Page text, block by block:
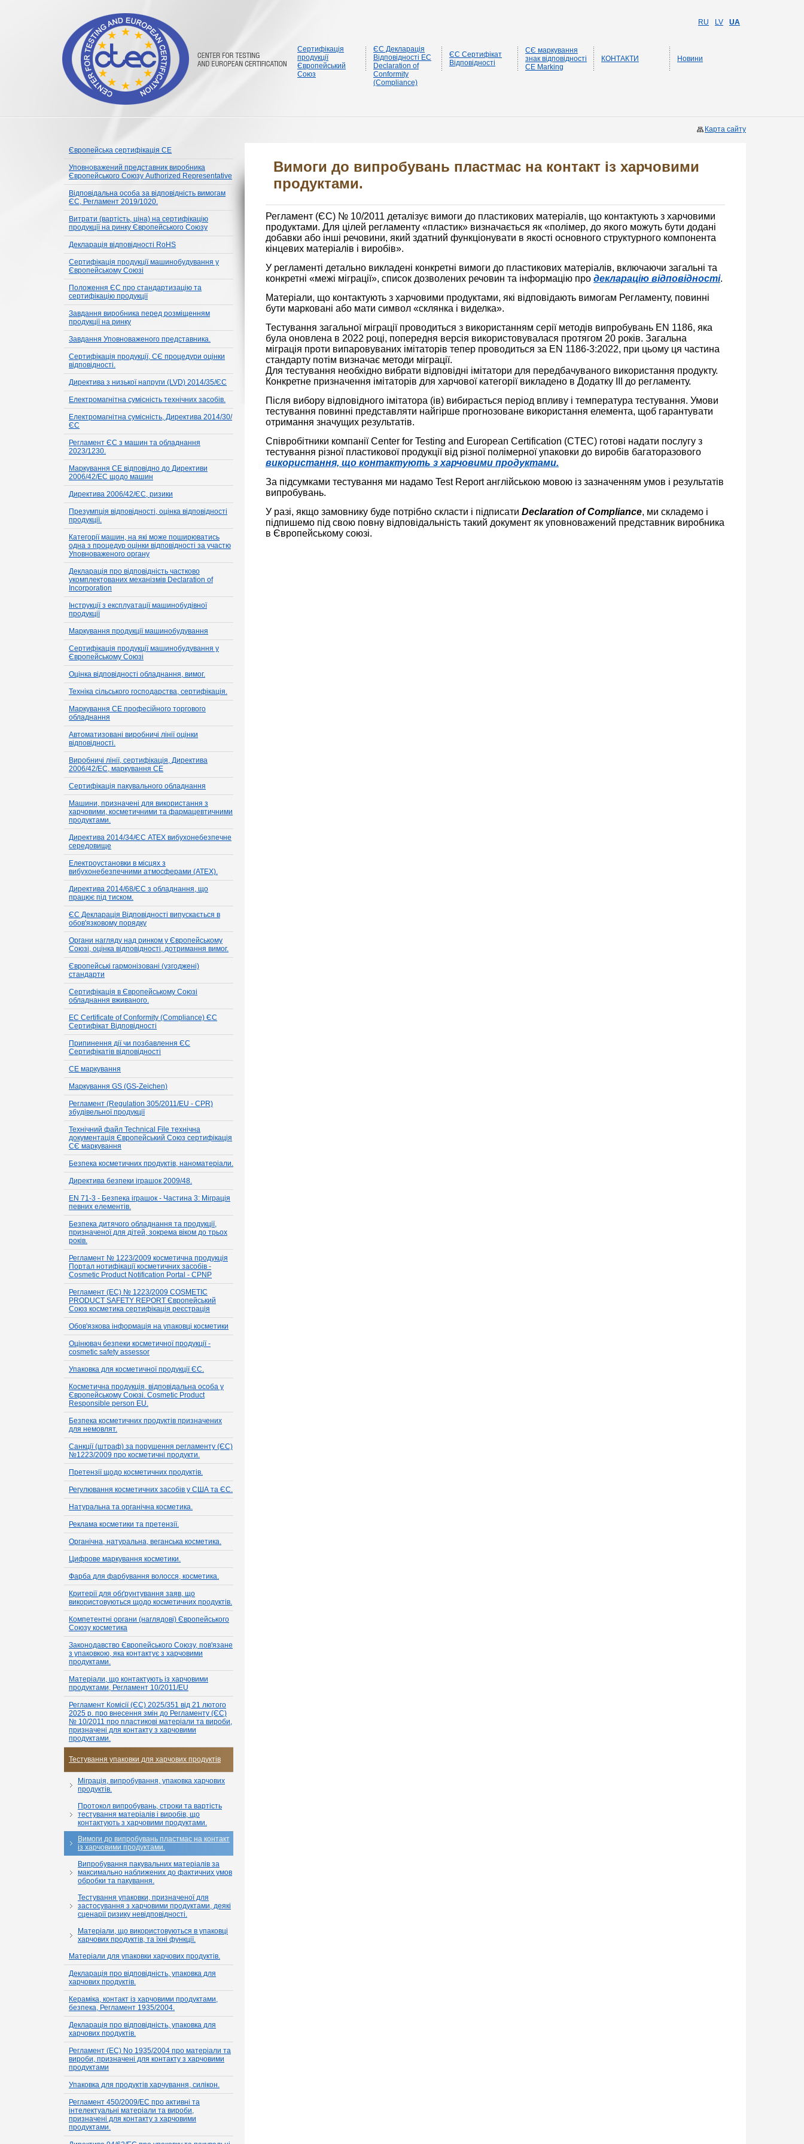
Сертифікація
продукції
Європейський
Союз
ЄС Декларація
Відповідності EC
Declaration of
Conformity
(Compliance)
ЄС Сертифікат
Відповідності
CЄ маркування
знак відповідності
CE Marking
КОНТАКТИ Новини
RU LV UA
Карта сайту
Європейська сертифікація CE
Уповноважений представник виробника
Європейського Союзу Authorized Representative
Відповідальна особа за відповідність вимогам
ЄС, Регламент 2019/1020.
Витрати (вартість, ціна) на сертифікацію
продукції на ринку Європейського Союзу
Декларація відповідності RoHS
Сертифікація продукції машинобудування у
Європейському Союзі
Положення ЄС про стандартизацію та
сертифікацію продукції
Завдання виробника перед розміщенням
продукції на ринку
Завдання Уповноваженого представника.
Сертифікація продукції, СЄ процедури оцінки
відповідності.
Директива з низької напруги (LVD) 2014/35/ЄС
Електромагнітна сумісність технічних засобів.
Електромагнітна сумісність, Директива 2014/30/
ЄС
Регламент ЄС з машин та обладнання
2023/1230.
Маркування CE відповідно до Директиви
2006/42/EC щодо машин
Директива 2006/42/ЄС, ризики
Презумпція відповідності, оцінка відповідності
продукції.
Категорії машин, на які може поширюватись
одна з процедур оцінки відповідності за участю
Уповноваженого органу
Декларація про відповідність частково
укомплектованих механізмів Declaration of
Incorporation
Інструкції з експлуатації машинобудівної
продукції
Маркування продукції машинобудування
Сертифікація продукції машинобудування у
Європейському Союзі
Оцінка відповідності обладнання, вимог.
Техніка сільського господарства, сертифікація.
Маркування CE професійного торгового
обладнання
Автоматизовані виробничі лінії оцінки
відповідності.
Виробничі лінії, сертифікація, Директива
2006/42/EC, маркування CE
Сертифікація пакувального обладнання
Машини, призначені для використання з
харчовими, косметичними та фармацевтичними
продуктами.
Директива 2014/34/ЄС ATEX вибухонебезпечне
середовище
Електроустановки в місцях з
вибухонебезпечними атмосферами (ATEX).
Директива 2014/68/ЄС з обладнання, що
працює під тиском.
ЄС Декларація Відповідності випускається в
обов'язковому порядку
Органи нагляду над ринком у Європейському
Союзі, оцінка відповідності, дотримання вимог.
Європейські гармонізовані (узгоджені)
стандарти
Сертифікація в Європейському Союзі
обладнання вживаного.
EC Certificate of Conformity (Compliance) ЄС
Сертифікат Відповідності
Припинення дії чи позбавлення ЄС
Сертифікатів відповідності
СЕ маркування
Маркування GS (GS-Zeichen)
Регламент (Regulation 305/2011/EU - CPR)
збудівельної продукції
Технічний файл Technical File технічна
документація Європейський Союз сертифікація
СЄ маркування
Безпека косметичних продуктів, наноматеріали.
Директива безпеки іграшок 2009/48.
EN 71-3 - Безпека іграшок - Частина 3: Міграція
певних елементів.
Безпека дитячого обладнання та продукції,
призначеної для дітей, зокрема віком до трьох
років.
Регламент № 1223/2009 косметична продукція
Портал нотифікації косметичних засобів -
Cosmetic Product Notification Portal - CPNP
Регламент (EC) № 1223/2009 COSMETIC
PRODUCT SAFETY REPORT Європейський
Союз косметика сертифікація реєстрація
Обов'язкова інформація на упаковці косметики
Оцінювач безпеки косметичної продукції -
cosmetic safety assessor
Упаковка для косметичної продукції ЄС.
Косметична продукція, відповідальна особа у
Європейському Союзі. Cosmetic Product
Responsible person EU.
Безпека косметичних продуктів призначених
для немовлят.
Санкції (штраф) за порушення регламенту (ЄС)
№1223/2009 про косметичні продукти.
Претензії щодо косметичних продуктів.
Регулювання косметичних засобів у США та ЄС.
Натуральна та органічна косметика.
Реклама косметики та претензії.
Органічна, натуральна, веганська косметика.
Цифрове маркування косметики.
Фарба для фарбування волосся, косметика.
Критерії для обґрунтування заяв, що
використовуються щодо косметичних продуктів.
Компетентні органи (наглядові) Європейського
Союзу косметика
Законодавство Європейського Союзу, пов'язане
з упаковкою, яка контактує з харчовими
продуктами.
Матеріали, що контактують із харчовими
продуктами, Регламент 10/2011/EU
Регламент Комісії (ЄС) 2025/351 від 21 лютого
2025 р. про внесення змін до Регламенту (ЄС)
№ 10/2011 про пластикові матеріали та вироби,
призначені для контакту з харчовими
продуктами.
Тестування упаковки для харчових продуктів
Міграція, випробування, упаковка харчових
продуктів.
Протокол випробувань, строки та вартість
тестування матеріалів і виробів, що
контактують з харчовими продуктами.
Вимоги до випробувань пластмас на контакт
із харчовими продуктами.
Випробування пакувальних матеріалів за
максимально наближених до фактичних умов
обробки та пакування.
Тестування упаковки, призначеної для
застосування з харчовими продуктами, деякі
сценарії ризику невідповідності.
Матеріали, що використовуються в упаковці
харчових продуктів, та їхні функції.
Матеріали для упаковки харчових продуктів.
Декларація про відповідність, упаковка для
харчових продуктів.
Кераміка, контакт із харчовими продуктами,
безпека, Регламент 1935/2004.
Декларація про відповідність, упаковка для
харчових продуктів.
Регламент (EC) No 1935/2004 про матеріали та
вироби, призначені для контакту з харчовими
продуктами
Упаковка для продуктів харчування, силікон.
Регламент 450/2009/EC про активні та
інтелектуальні матеріали та вироби,
призначені для контакту з харчовими
продуктами.
Вимоги до випробувань пластмас на контакт із харчовими
продуктами.
Регламент (ЄС) № 10/2011 деталізує вимоги до пластикових матеріалів, що контактують з харчовими
продуктами. Для цілей регламенту «пластик» визначається як «полімер, до якого можуть бути додані
добавки або інші речовини, який здатний функціонувати в якості основного структурного компонента
кінцевих матеріалів і виробів».
У регламенті детально викладені конкретні вимоги до пластикових матеріалів, включаючи загальні та
конкретні «межі міграції», список дозволених речовин та інформацію про декларацію відповідності.
Матеріали, що контактують з харчовими продуктами, які відповідають вимогам Регламенту, повинні
бути марковані або мати символ «склянка і виделка».
Тестування загальної міграції проводиться з використанням серії методів випробувань EN 1186, яка
була оновлена в 2022 році, попередня версія використовувалася протягом 20 років. Загальна
міграція проти випаровуваних імітаторів тепер проводиться за EN 1186-3:2022, при цьому ця частина
стандарту потім визначає методи міграції.
Для тестування необхідно вибрати відповідні імітатори для передбачуваного використання продукту.
Конкретне призначення імітаторів для харчової категорії викладено в Додатку III до регламенту.
Після вибору відповідного імітатора (ів) вибирається період впливу і температура тестування. Умови
тестування повинні представляти найгірше прогнозоване використання елемента, щоб гарантувати
отримання значущих результатів.
Співробітники компанії Center for Testing and European Certification (CTEC) готові надати послугу з
тестування різної пластикової продукції від різної полімерної упаковки до виробів багаторазового
використання, що контактують з харчовими продуктами.
За підсумками тестування ми надамо Test Report англійською мовою із зазначенням умов і результатів
випробувань.
У разі, якщо замовнику буде потрібно скласти і підписати Declaration of Compliance, ми складемо і
підпишемо під свою повну відповідальність такий документ як уповноважений представник виробника
в Європейському союзі.